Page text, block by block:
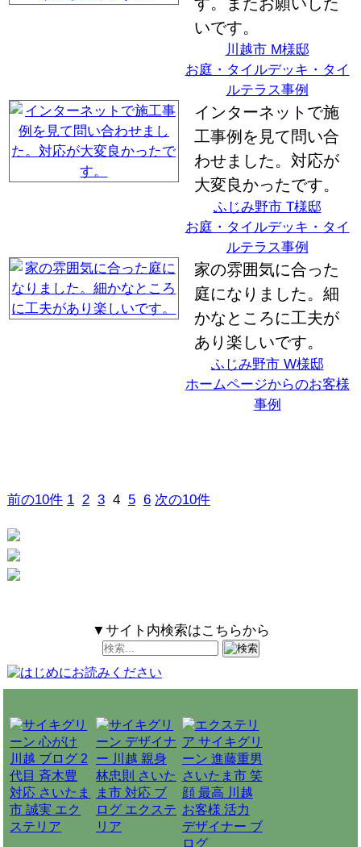
いです。
川越市 M様邸
お庭・タイルデッキ・タイ
ルテラス事例
インターネットで施
工事例を見て問い合
わせました。対応が
大変良かったです。
ふじみ野市 T様邸
お庭・タイルデッキ・タイ
ルテラス事例
家の雰囲気に合った
庭になりました。細
かなところに工夫が
あり楽しいです。
ふじみ野市 W様邸
ホームページからのお客様
事例
前の10件 1 2 3 4 5 6 次の10件
▼サイト内検索はこちらから